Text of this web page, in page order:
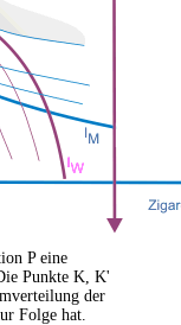
P eine
Punkte K, K'
der
Folge hat.